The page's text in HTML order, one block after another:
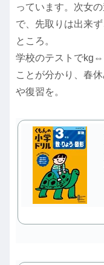
っています。次女
で、先取りは出来
ところ。
学校のテストで
ことが分かり、春
や復習を。